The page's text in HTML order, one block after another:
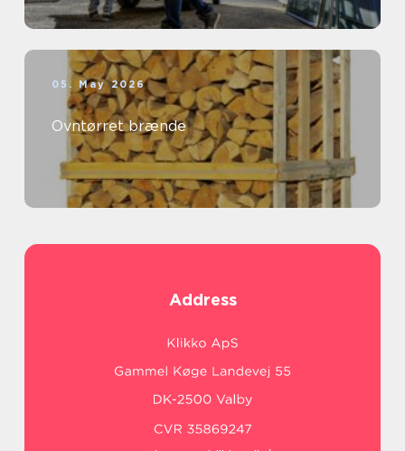
05. May 2026
Ovntørret brænde
Address